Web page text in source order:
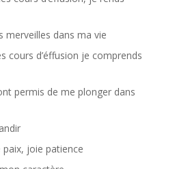
merveilles dans ma vie
cours d’éffusion je comprends
permis de me plonger dans
paix, joie patience